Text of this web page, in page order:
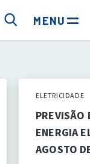
MENU
ELETRICIDADE
PREVISÃO
ENERGIA
AGOSTO